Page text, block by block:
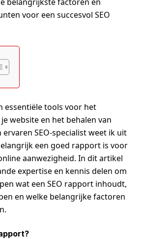
voor een succesvol SEO
essentiële tools voor het
website en het behalen van
ervaren SEO-specialist weet ik uit
een goed rapport is voor
aanwezigheid. In dit artikel
expertise en kennis delen om
wat een SEO rapport inhoudt,
en welke belangrijke factoren